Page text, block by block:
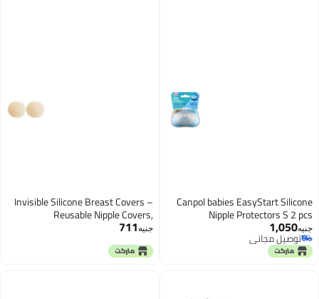
Canpol babies
Nipple
مجاني
مجاني
Invisible Silicone Breast Covers –
Reusable Nipple Covers,
Lightweight, Waterproof & Skin-
Friendly Design